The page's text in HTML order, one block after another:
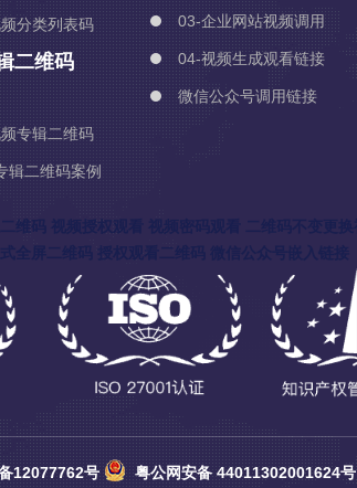
分类列表码
二维码
专辑二维码
辑二维码案例
03-企业网站视频调用
04-视频生成观看链接
微信公众号调用链接
维码 视频授权观看 视频密码观看
授权观看二维码
12077762号 粤公网安备 44011302001624号